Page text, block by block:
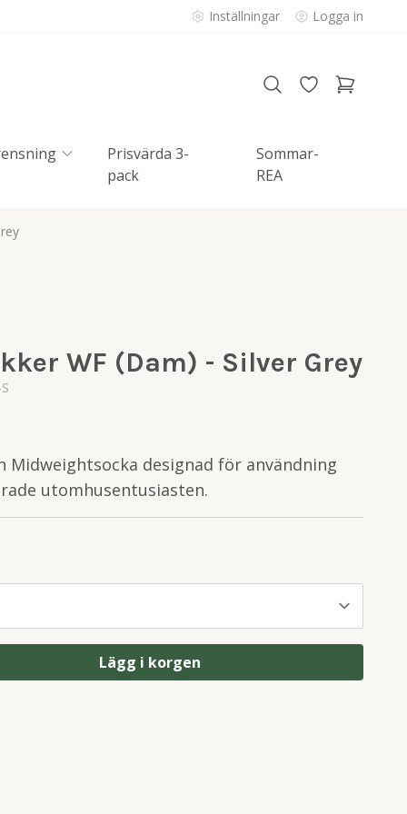
Inställningar Logga in
Prisvärda 3-
pack
Sommar-
REA
WF (Dam) - Silver Grey
Midweightsocka designad för användning
utomhusentusiasten.
Lägg i korgen